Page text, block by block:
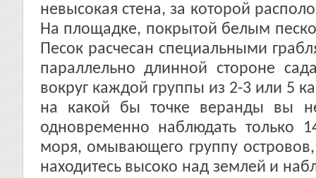
невысокая стена, за которой
На площадке, покрытой белым
Песок расчесан специальными
параллельно длинной стороне
вокруг каждой группы из 2-3 или 5
на какой бы точке веранды вы
одновременно наблюдать только
моря, омывающего группу
находитесь высоко над землей и